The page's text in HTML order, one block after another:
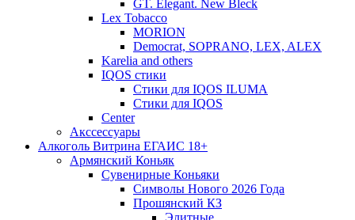
GT. Elegant. New Bleck
Lex Tobacco
MORION
Democrat, SOPRANO, LEX, ALEX
Karelia and others
IQOS стики
Стики для IQOS ILUMA
Стики для IQOS
Сenter
Акссессуары
Алкоголь Витрина ЕГАИС 18+
Армянский Коньяк
Сувенирные Коньяки
Символы Нового 2026 Года
Прошянский КЗ
Элитные